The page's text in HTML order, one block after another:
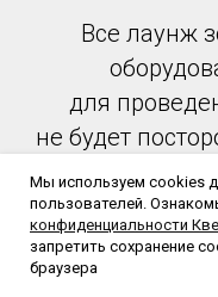
Все лаунж
для
не будет
зоны всегда
На
будет
Мы используем cookies
пользователей.
конфиденциальности
запретить сохранение
браузера